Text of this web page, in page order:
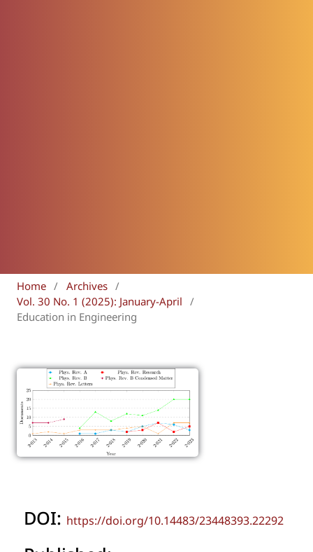
Home / Archives /
Vol. 30 No. 1 (2025): January-April
/
Education in Engineering
DOI: https://doi.org/10.14483/23448393.22292